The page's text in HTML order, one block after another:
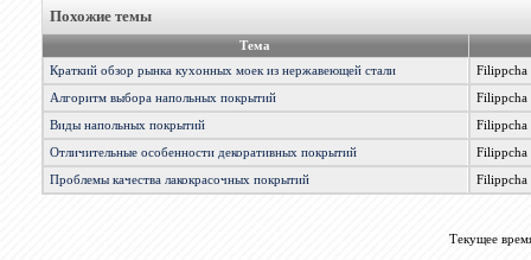
Похожие темы
Тема
Краткий обзор рынка кухонных моек из нержавеющей стали
Filippcha
Алгоритм выбора напольных покрытий Filippcha
Виды напольных покрытий Filippcha
Отличительные особенности декоративных покрытий Filippcha
Проблемы качества лакокрасочных покрытий Filippcha
Текущее